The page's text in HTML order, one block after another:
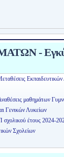
-
Εκπαιδευτικών
μαθημάτων
Γενικών Λυκείων
έτους 2024-
Σχολείων